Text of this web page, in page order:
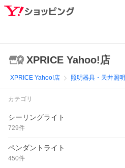
XPRICE Yahoo!店
XPRICE Yahoo!店 照明器具・天井照明
カテゴリ
シーリングライト
729件
ペンダントライト
450件